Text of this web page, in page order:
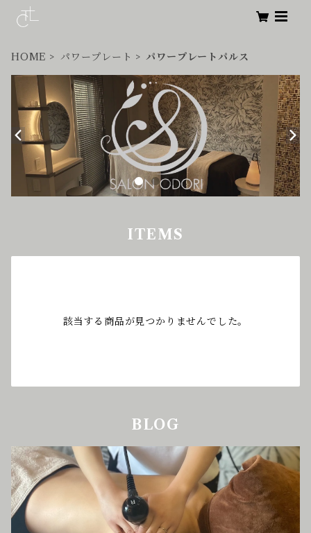
HOME パワープレート パワープレートパルス
ITEMS
該当する商品が見つかりませんでした。
BLOG